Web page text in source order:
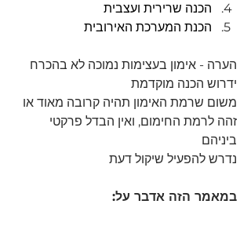
הכנה שרירית ועצבית
הכנת המערכת האירובית
הערה - אימון בעצימות נמוכה לא בהכרח
ידרוש הכנה מוקדמת
משום שרמת האימון תהיה קרובה מאוד או
זהה לרמת החימום, ואין הבדל פרקטי
ביניהם
נדרש להפעיל שיקול דעת
במאמר הזה אדבר על: